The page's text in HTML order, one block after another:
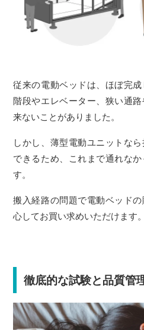
従来の電動ベッドは、ほぼ完成
階段やエレベーター、狭い通
来ないことがありました。
しかし、薄型電動ユニットな
できるため、これまで通れな
す。
搬入経路の問題で電動ベッド
心してお買い求めいただけます。
徹底的な試験と品質管